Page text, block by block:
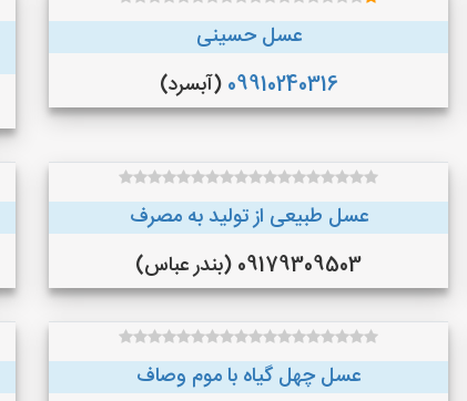
عسل حسینی
09910240316 (آبسرد)
عسل طبیعی از تولید به مصرف
09179309503 (بندر عباس)
عسل چهل گیاه با موم وصاف